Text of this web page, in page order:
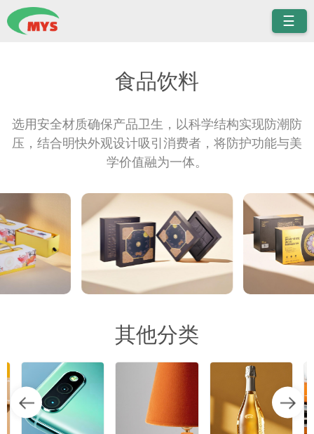
☰
食品饮料
选用安全材质确保产品卫生，以科学结构实现防潮防
压，结合明快外观设计吸引消费者，将防护功能与美
学价值融为一体。
其他分类